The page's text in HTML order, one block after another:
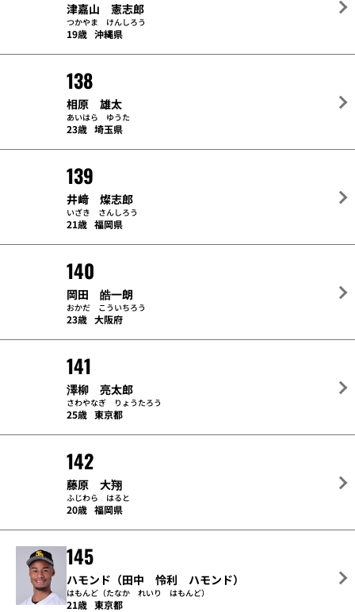
津嘉山 憲志郎
つかやま けんしろう
19歳 沖縄県
138
相原 雄太
あいはら ゆうた
23歳 埼玉県
139
井﨑 燦志郎
いざき さんしろう
21歳 福岡県
140
岡田 皓一朗
おかだ こういちろう
23歳 大阪府
141
澤柳 亮太郎
さわやなぎ りょうたろう
25歳 東京都
142
藤原 大翔
ふじわら はると
20歳 福岡県
145
ハモンド（田中 怜利 ハモンド）
はもんど（たなか れいり はもんど）
21歳 東京都